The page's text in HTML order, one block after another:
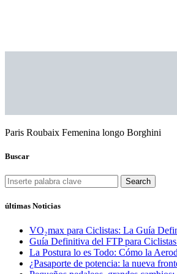
Paris Roubaix Femenina longo Borghini
Buscar
Search
últimas Noticias
VO₂max para Ciclistas: La Guía
Guía Definitiva del FTP para
La Postura lo es Todo: Cómo la
¿Pasaporte de potencia: la nueva